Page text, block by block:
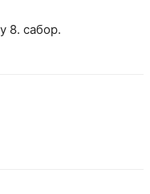
8. сабор.